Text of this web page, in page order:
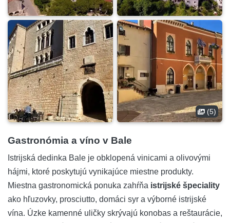
(5)
Gastronómia a víno v Bale
Istrijská dedinka Bale je obklopená vinicami a olivovými
hájmi, ktoré poskytujú vynikajúce miestne produkty.
Miestna gastronomická ponuka zahŕňa istrijské špeciality
ako hľuzovky, prosciutto, domáci syr a výborné istrijské
vína. Úzke kamenné uličky skrývajú konobas a reštaurácie,